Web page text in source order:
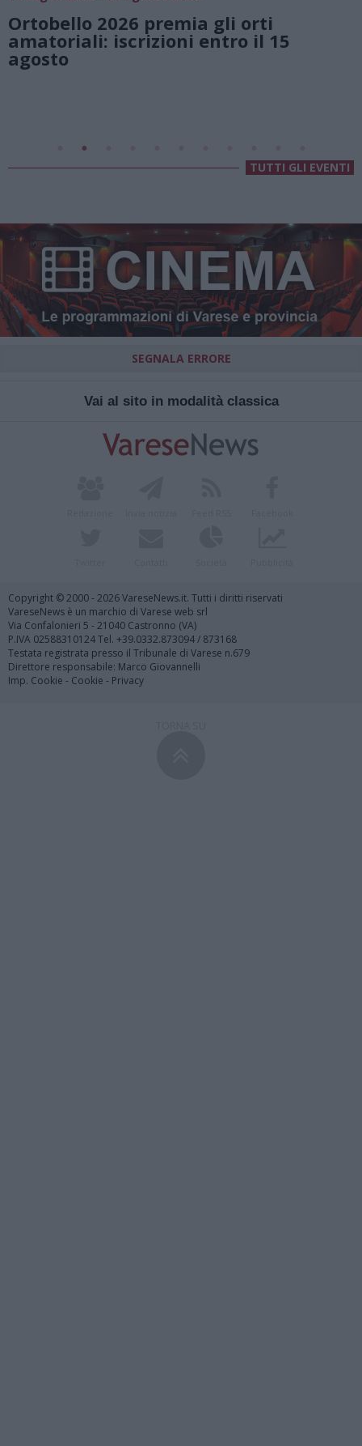
Vivi l’estate a Villa Fogazzaro Roi. Tra
natura e atmosfere senza tempo sul
Lago di Lugano
Valsolda
TUTTI GLI EVENTI
SEGNALA ERRORE
Vai al sito in modalità classica
Copyright © 2000 - 2026 VareseNews.it. Tutti i diritti riservati
VareseNews è un marchio di Varese web srl
Via Confalonieri 5 - 21040 Castronno (VA)
P.IVA 02588310124 Tel. +39.0332.873094 / 873168
Testata registrata presso il Tribunale di Varese n.679
Direttore responsabile: Marco Giovannelli
Imp. Cookie - Cookie - Privacy